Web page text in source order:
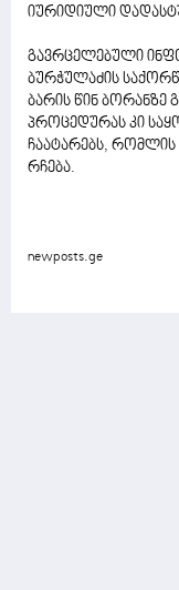
იურიდიული
გავრცელებული
ბურჭულაძის
ბარის წინ ბორანზე
პროცედურას კი
ჩაატარებს,
რჩება.
newposts.ge